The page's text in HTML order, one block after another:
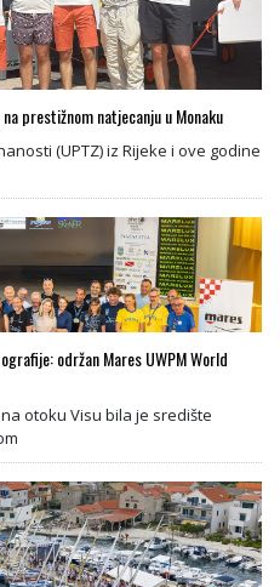
prestižnom natjecanju u Monaku
(UPTZ) iz Rijeke i ove godine
održan Mares UWPM World
otoku Visu bila je središte